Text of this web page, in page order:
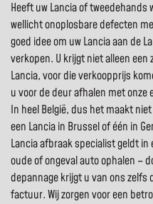
Heeft uw Lancia of
wellicht onoplosbare defecten
goed idee om uw Lancia aan de
verkopen. U krijgt niet alleen een
Lancia, voor die verkoopprijs
u voor de deur afhalen met
In heel België, dus het maakt
een Lancia in Brussel of één in
Lancia afbraak specialist geldt
oude of ongeval auto ophalen –
depannage krijgt u van ons
factuur. Wij zorgen voor een